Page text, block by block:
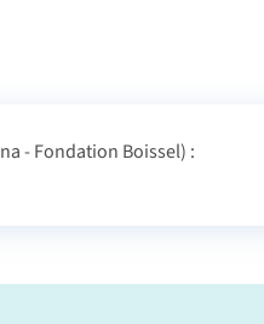
- Fondation Boissel) :